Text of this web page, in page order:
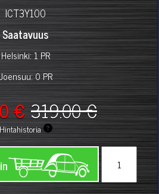
ICT3Y100
Saatavuus
Helsinki: 1 PR
0 PR
€319.00 €
Hintahistoria